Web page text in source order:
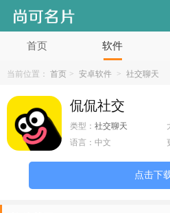
首页 软件
当前位置： 首页 > 安卓软件 > 社交聊天
侃侃社交
类型： 社交聊天
语言： 中文
点击下